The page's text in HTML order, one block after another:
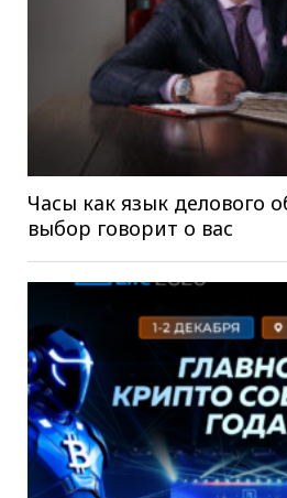
Часы как язык делового
выбор говорит о вас